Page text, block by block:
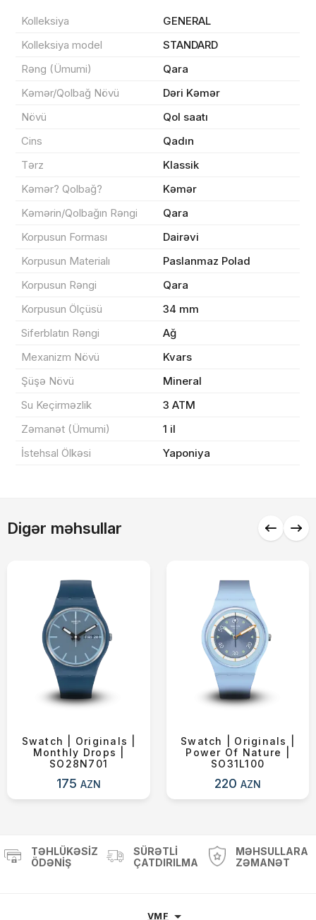
Kolleksiya
GENERAL
Kolleksiya model
STANDARD
Rəng (Ümumi)
Qara
Kəmər/Qolbağ Növü
Dəri Kəmər
Növü
Qol saatı
Cins
Qadın
Tərz
Klassik
Kəmər? Qolbağ?
Kəmər
Kəmərin/Qolbağın Rəngi
Qara
Korpusun Forması
Dairəvi
Korpusun Materialı
Paslanmaz Polad
Korpusun Rəngi
Qara
Korpusun Ölçüsü
34 mm
Siferblatın Rəngi
Ağ
Mexanizm Növü
Kvars
Şüşə Növü
Mineral
Su Keçirməzlik
3 ATM
Zəmanət (Ümumi)
1 il
İstehsal Ölkəsi
Yaponiya
Digər məhsullar
Swatch | Originals |
Monthly Drops |
SO28N701
175AZN
Swatch | Originals |
Power Of Nature |
SO31L100
220AZN
Məhsul(lar) səbətə əlavə edildi
Sifarişin detalları
Məhsul toplam
Endirim
Çatdırılma
Sifarişi rəsmiləşdir
TƏHLÜKƏSIZ
ÖDƏNIŞ
SÜRƏTLI
ÇATDIRILMA
MƏHSULLARA
ZƏMANƏT
VMF